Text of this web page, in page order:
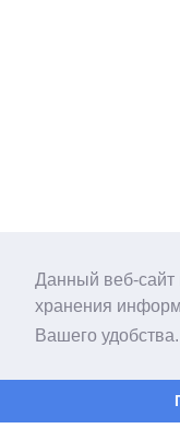
Данный веб-сайт
хранения
Вашего удобства.